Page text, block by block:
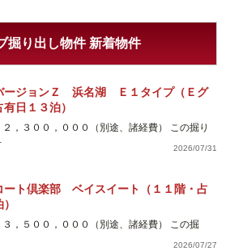
掘り出し物件 新着物件
ージョンＺ 浜名湖 Ｅ１タイプ（Ｅグ
日１３泊）
３００，０００（別途、諸経費） この掘り
2026/07/31
ート倶楽部 ベイスイート（１１階・占
５００，０００（別途、諸経費） この掘
2026/07/27